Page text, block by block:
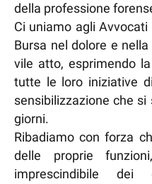
della professione
Ci uniamo agli
Bursa nel dolore e
vile atto, esprimendo
tutte le loro iniziative
sensibilizzazione che
giorni.
Ribadiamo con forza
delle proprie
imprescindibile